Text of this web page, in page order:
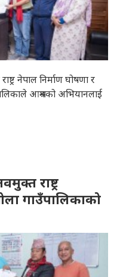
नेपाल निर्माण घोषणा र
आश्रमको अभियानलाई
राष्ट्र
गाउँपालिकाको